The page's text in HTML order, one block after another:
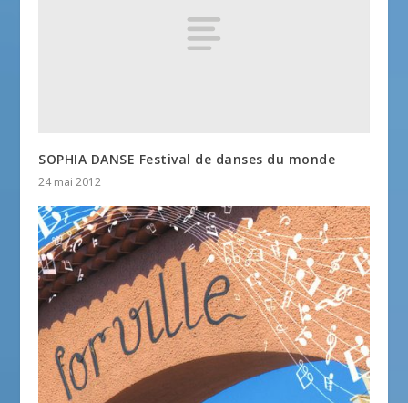
SOPHIA DANSE Festival de danses du monde
24 mai 2012